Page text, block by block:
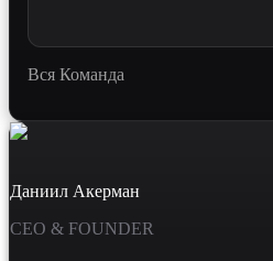
Вся Команда
Даниил Акерман
CEO & FOUNDER